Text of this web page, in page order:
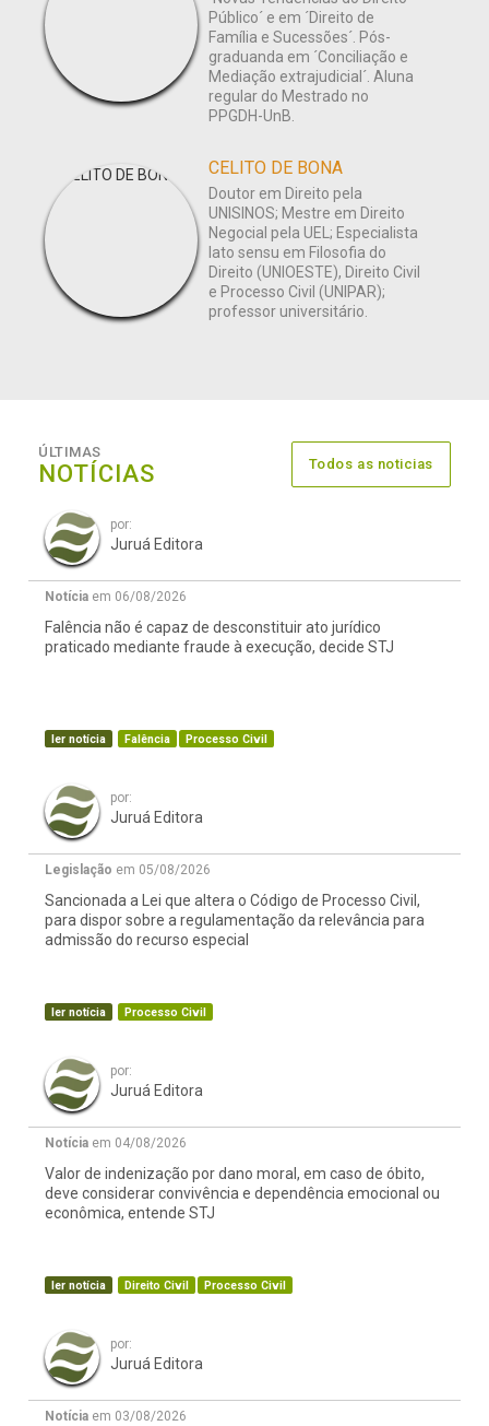
Público´ e em ´Direito de
Família e Sucessões´. Pós-
graduanda em ´Conciliação e
Mediação extrajudicial´. Aluna
regular do Mestrado no
PPGDH-UnB.
CELITO DE BONA
Doutor em Direito pela
UNISINOS; Mestre em Direito
Negocial pela UEL; Especialista
lato sensu em Filosofia do
Direito (UNIOESTE), Direito Civil
e Processo Civil (UNIPAR);
professor universitário.
ÚLTIMAS
NOTÍCIAS Todos as noticias
por:
Juruá Editora
Notícia em 06/08/2026
Falência não é capaz de desconstituir ato jurídico
praticado mediante fraude à execução, decide STJ
ler notícia Falência Processo Civil
por:
Juruá Editora
Legislação em 05/08/2026
Sancionada a Lei que altera o Código de Processo Civil,
para dispor sobre a regulamentação da relevância para
admissão do recurso especial
ler notícia Processo Civil
por:
Juruá Editora
Notícia em 04/08/2026
Valor de indenização por dano moral, em caso de óbito,
deve considerar convivência e dependência emocional ou
econômica, entende STJ
ler notícia Direito Civil Processo Civil
por:
Juruá Editora
Notícia em 03/08/2026